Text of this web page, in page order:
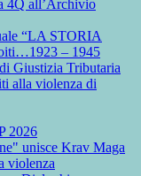
4Q all’Archivio
“LA STORIA
– 1945
Giustizia Tributaria
alla violenza di
2026
unisce Krav Maga
violenza